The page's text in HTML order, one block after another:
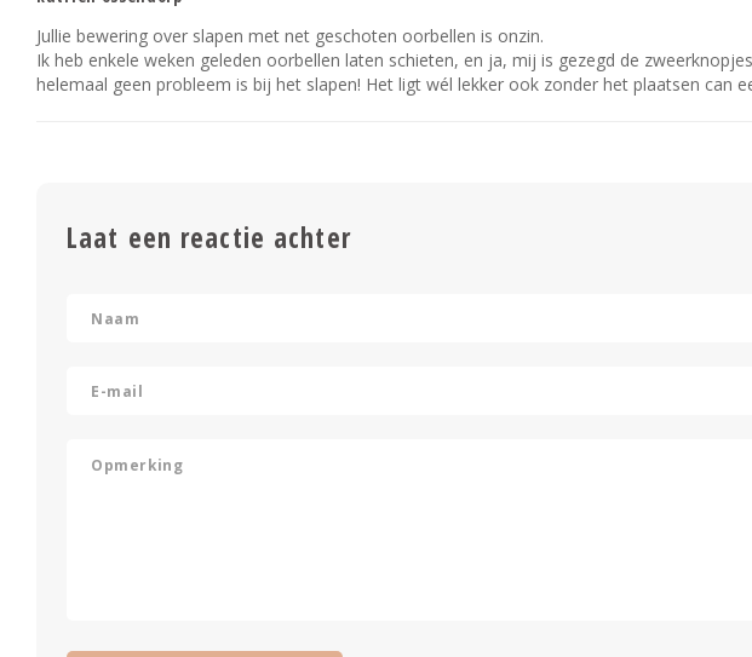
Jullie bewering over slapen met net geschoten oorbellen is onzin.
Ik heb enkele weken geleden oorbellen laten schieten, en ja, mij is gezegd de
helemaal geen probleem is bij het slapen! Het ligt wél lekker ook zonder het plaatsen can
Laat een reactie achter